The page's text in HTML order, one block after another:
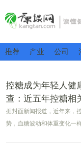
推荐 产业 公司
控糖成为年轻人健
查：近五年控糖相
据封面新闻报道，近年来，
势，血糖波动和体重变化一